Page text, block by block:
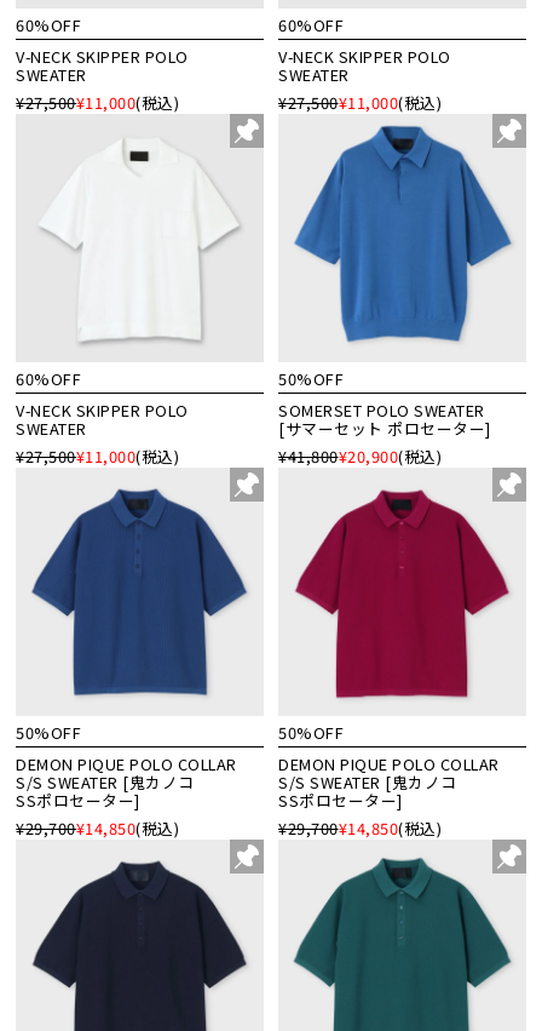
60%OFF
V-NECK SKIPPER POLO
SWEATER
¥27,500¥11,000(税込)
60%OFF
V-NECK SKIPPER POLO
SWEATER
¥27,500¥11,000(税込)
60%OFF
V-NECK SKIPPER POLO
SWEATER
¥27,500¥11,000(税込)
50%OFF
SOMERSET POLO SWEATER
[サマーセット ポロセーター]
¥41,800¥20,900(税込)
50%OFF
DEMON PIQUE POLO COLLAR
S/S SWEATER [鬼カノコ
SSポロセーター]
¥29,700¥14,850(税込)
50%OFF
DEMON PIQUE POLO COLLAR
S/S SWEATER [鬼カノコ
SSポロセーター]
¥29,700¥14,850(税込)